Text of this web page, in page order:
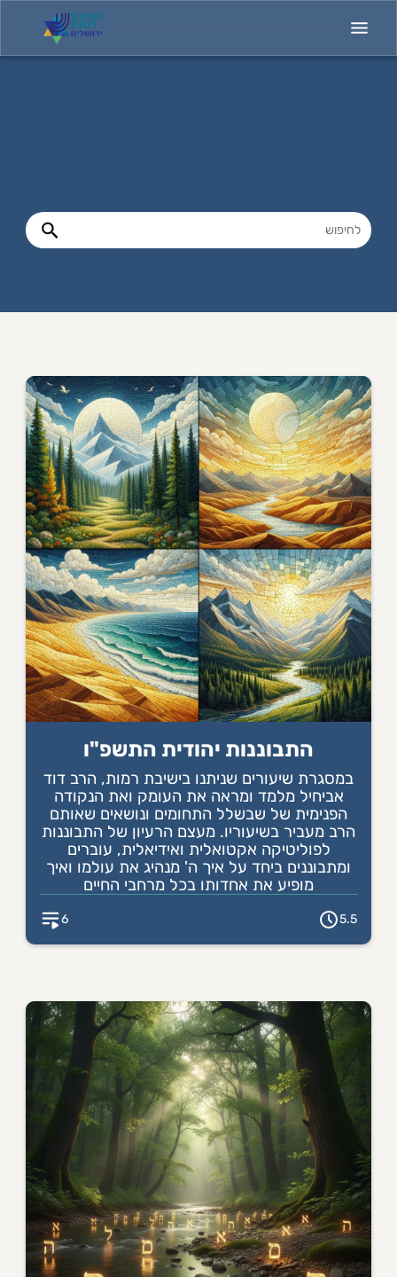
התבוננות יהודית התשפ"ו
במסגרת שיעורים שניתנו בישיבת רמות, הרב דוד
אביחיל מלמד ומראה את העומק ואת הנקודה
הפנימית של שבשלל התחומים ונושאים שאותם
הרב מעביר בשיעוריו. מעצם הרעיון של התבוננות
לפוליטיקה אקטואלית ואידיאלית, עוברים
ומתבוננים ביחד על איך ה' מנהיג את עולמו ואיך
מופיע את אחדותו בכל מרחבי החיים
5.5
6